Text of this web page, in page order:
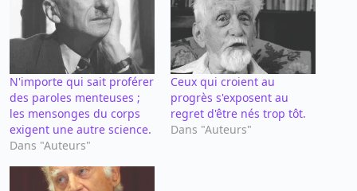
N'importe qui sait proférer
des paroles menteuses ;
les mensonges du corps
exigent une autre science.
Dans "Auteurs"
Ceux qui croient au
progrès s'exposent au
regret d'être nés trop tôt.
Dans "Auteurs"